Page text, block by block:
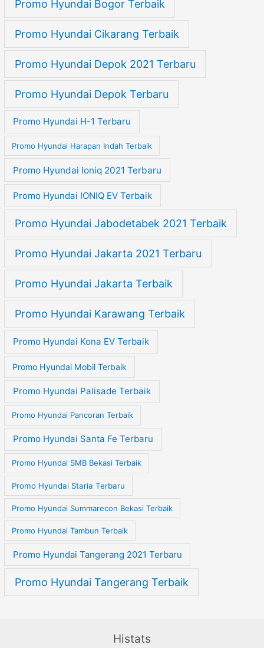
Promo Hyundai Bogor Terbaik
Promo Hyundai Cikarang Terbaik
Promo Hyundai Depok 2021 Terbaru
Promo Hyundai Depok Terbaru
Promo Hyundai H-1 Terbaru
Promo Hyundai Harapan Indah Terbaik
Promo Hyundai Ioniq 2021 Terbaru
Promo Hyundai IONIQ EV Terbaik
Promo Hyundai Jabodetabek 2021 Terbaik
Promo Hyundai Jakarta 2021 Terbaru
Promo Hyundai Jakarta Terbaik
Promo Hyundai Karawang Terbaik
Promo Hyundai Kona EV Terbaik
Promo Hyundai Mobil Terbaik
Promo Hyundai Palisade Terbaik
Promo Hyundai Pancoran Terbaik
Promo Hyundai Santa Fe Terbaru
Promo Hyundai SMB Bekasi Terbaik
Promo Hyundai Staria Terbaru
Promo Hyundai Summarecon Bekasi Terbaik
Promo Hyundai Tambun Terbaik
Promo Hyundai Tangerang 2021 Terbaru
Promo Hyundai Tangerang Terbaik
Histats